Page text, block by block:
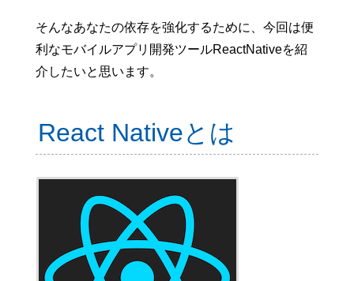
そんなあなたの依存を強化するために、今回は便
利なモバイルアプリ開発ツールReactNativeを紹
介したいと思います。
React Nativeとは